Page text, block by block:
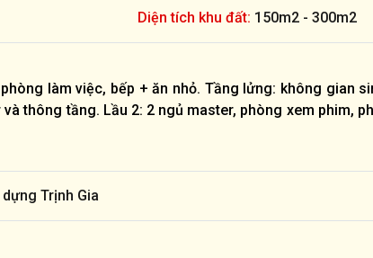
Diện tích khu đất: 150m2 - 300m2
làm việc, bếp + ăn nhỏ. Tầng lửng: không gian
thông tầng. Lầu 2: 2 ngủ master, phòng xem phim,
Trịnh Gia